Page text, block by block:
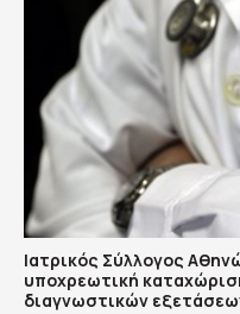
Ιατρικός Σύλλογος
υποχρεωτική
διαγνωστικών